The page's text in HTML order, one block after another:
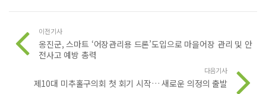
이전기사
옹진군, 스마트 ‘어장관리용 드론’도입으로 마을어장 관리 및 안
전사고 예방 총력
다음기사
제10대 미추홀구의회 첫 회기 시작… 새로운 의정의 출발